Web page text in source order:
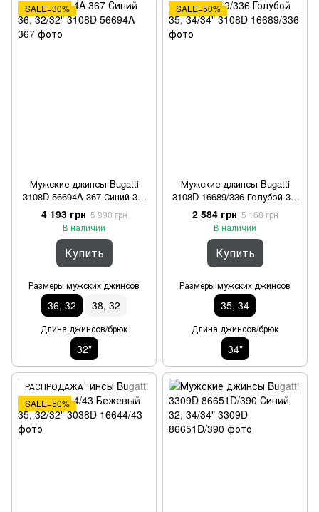
SALE−30%
Мужские джинсы Bugatti
3108D 56694A 367 Синий 36,
32/32"
4 193 грн 5 990 грн
В наличии
Купить
Размеры мужских джинсов
36, 32 38, 32
Длина джинсов/брюк
32"
SALE−50%
Мужские джинсы Bugatti
3108D 16689/336 Голубой 35,
34/34"
2 584 грн 5 168 грн
В наличии
Купить
Размеры мужских джинсов
35, 34
Длина джинсов/брюк
34"
РАСПРОДАЖА
SALE−50%